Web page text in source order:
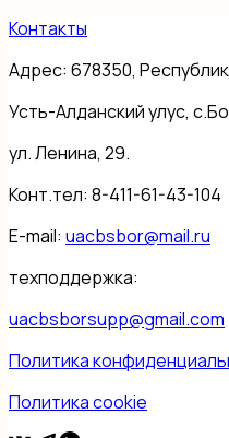
Контакты
Адрес: 678350,
Усть-Алданский улус,
ул. Ленина, 29.
Конт.тел: 8-411-61-43-104
E-mail: uacbsbor@mail.ru
техподдержка:
uacbsborsupp@gmail.com
Политика
Политика cookie